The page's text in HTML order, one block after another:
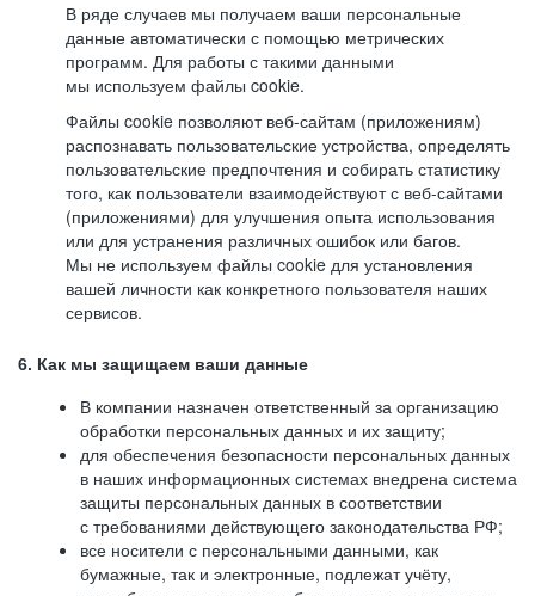
В ряде случаев мы получаем ваши персональные
данные автоматически с помощью метрических
программ. Для работы с такими данными
мы используем файлы cookie.
Файлы cookie позволяют веб-сайтам (приложениям)
распознавать пользовательские устройства, определять
пользовательские предпочтения и собирать статистику
того, как пользователи взаимодействуют с веб-сайтами
(приложениями) для улучшения опыта использования
или для устранения различных ошибок или багов.
Мы не используем файлы cookie для установления
вашей личности как конкретного пользователя наших
сервисов.
6. Как мы защищаем ваши данные
В компании назначен ответственный за организацию
обработки персональных данных и их защиту;
для обеспечения безопасности персональных данных
в наших информационных системах внедрена система
защиты персональных данных в соответствии
с требованиями действующего законодательства РФ;
все носители с персональными данными, как
бумажные, так и электронные, подлежат учёту,